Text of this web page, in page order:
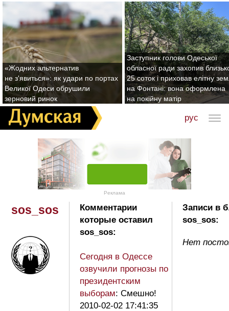
«Жодних альтернатив
не з'явиться»: як удари по портах
Великої Одеси обрушили
зерновий ринок
Заступник голови Одеської
обласної ради захопив
25 соток і приховав елітну
на Фонтані: вона оформлена
на покійну матір
рус
Реклама
sos_sos
Комментарии
которые оставил
sos_sos:
Сегодня в Одессе
озвучили прогнозы по
президентским
выборам: Смешно!
2010-02-02 17:41:35
Записи в
sos_sos:
Нет